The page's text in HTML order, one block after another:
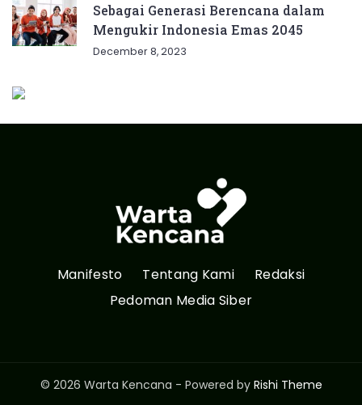
Sebagai Generasi Berencana dalam
Mengukir Indonesia Emas 2045
December 8, 2023
Manifesto Tentang Kami
Redaksi
Pedoman Media Siber
© 2026 Warta Kencana - Powered by Rishi Theme